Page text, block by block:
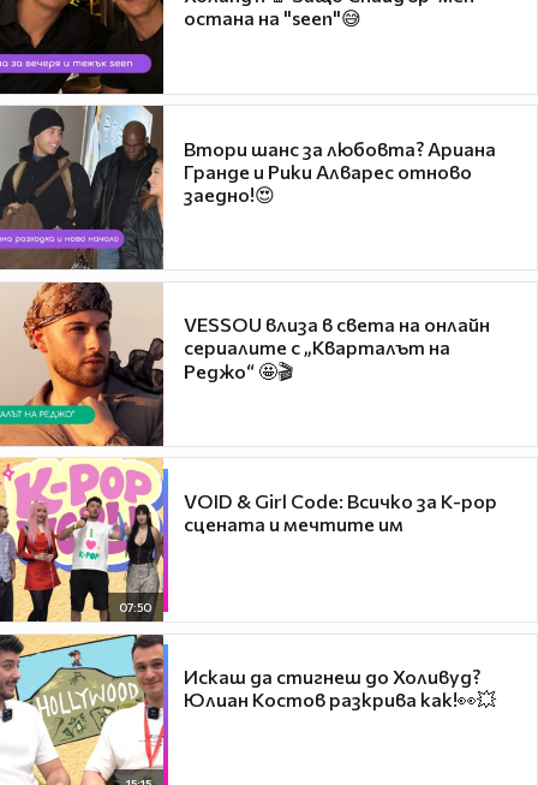
остана на "seen"😅
Втори шанс за любовта? Ариана
Гранде и Рики Алварес отново
заедно!😍
VESSOU влиза в света на онлайн
сериалите с „Кварталът на
Реджо“ 🤩🎬
07:50
VOID & Girl Code: Всичко за K-pop
сцената и мечтите им
Искаш да стигнеш до Холивуд?
Юлиан Костов разкрива как!👀💥